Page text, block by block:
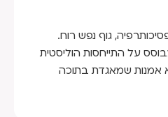
גוף נפש רוח.
על התייחסות הוליסטית
אמנות שמאגדת בתוכה